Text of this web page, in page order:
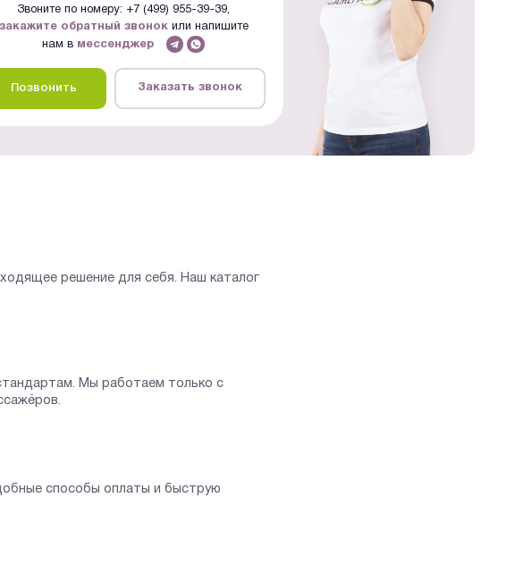
Звоните по номеру: +7 (499) 955-39-39,
закажите обратный звонокили напишите
нам в мессенджер
Позвонить Заказать звонок
решение для себя. Наш каталог
Мы работаем только с
способы оплаты и быструю